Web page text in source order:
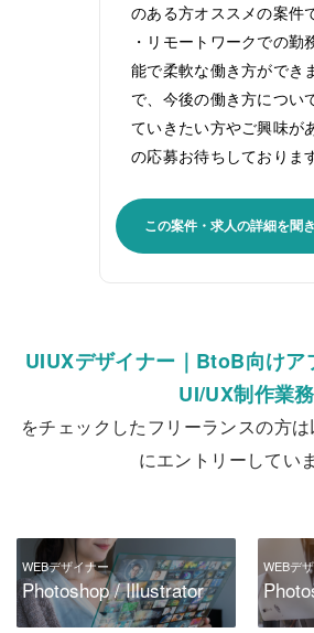
のある方オススメの案件
・リモートワークでの勤
能で柔軟な働き方ができ
で、今後の働き方につい
ていきたい方やご興味が
の応募お待ちしておりま
この案件・求人の詳細を聞
UIUXデザイナー｜BtoB向けア
UI/UX制作業務
をチェックしたフリーランスの方
にエントリーしていま
WEBデザイナー
Photoshop / Illustrator
WEBデ